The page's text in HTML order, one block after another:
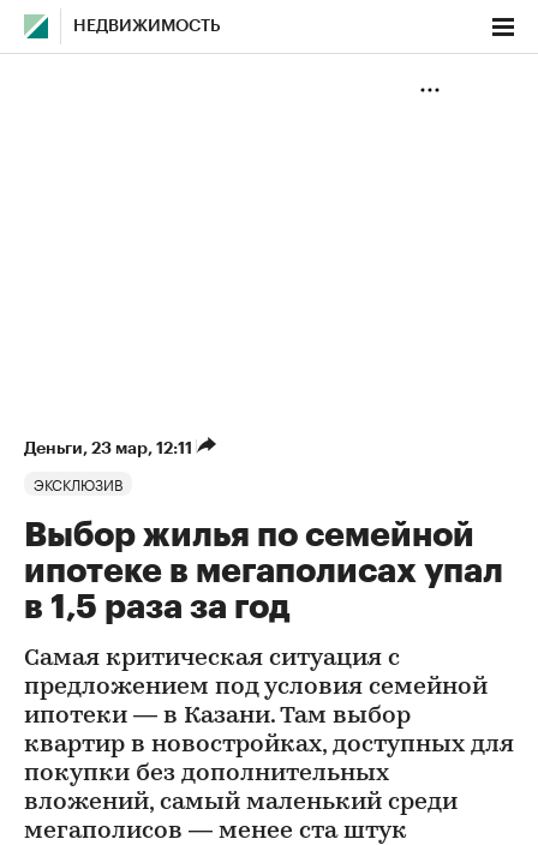
НЕДВИЖИМОСТЬ
Деньги⁠, 23 мар, 12:11
ЭКСКЛЮЗИВ
Выбор жилья по семейной
ипотеке в мегаполисах упал
в 1,5 раза за год
Самая критическая ситуация с
предложением под условия семейной
ипотеки — в Казани. Там выбор
квартир в новостройках, доступных для
покупки без дополнительных
вложений, самый маленький среди
мегаполисов — менее ста штук